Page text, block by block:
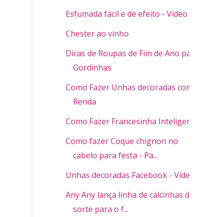
Esfumada fácil e de efeito - Vídeo
Chester ao vinho
Dicas de Roupas de Fim de Ano para
Gordinhas
Como Fazer Unhas decoradas com
Renda
Como Fazer Francesinha Inteligente
Como fazer Coque chignon no
cabelo para festa - Pa...
Unhas decoradas Facebook - Vídeo
Any Any lança linha de calcinhas da
sorte para o f...